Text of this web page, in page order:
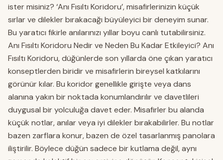
ister misiniz? ‘Anı Fısıltı Koridoru’, misafirlerinizin küçük
sırlar ve dilekler bırakacağı büyüleyici bir deneyim sunar.
Bu yaratıcı fikirle anılarınızı yıllar boyu canlı tutabilirsiniz.
Anı Fısıltı Koridoru Nedir ve Neden Bu Kadar Etkileyici? Anı
Fısıltı Koridoru, düğünlerde son yıllarda öne çıkan yaratıcı
konseptlerden biridir ve misafirlerin bireysel katkılarını
görünür kılar. Bu koridor genellikle girişte veya dans
alanına yakın bir noktada konumlandırılır ve davetlileri
duygusal bir yolculuğa davet eder. Misafirler bu alanda
küçük notlar, anılar veya iyi dilekler bırakabilirler. Bu notlar
bazen zarflara konur, bazen de özel tasarlanmış panolara
iliştirilir. Böylece düğün sadece bir kutlama değil, aynı